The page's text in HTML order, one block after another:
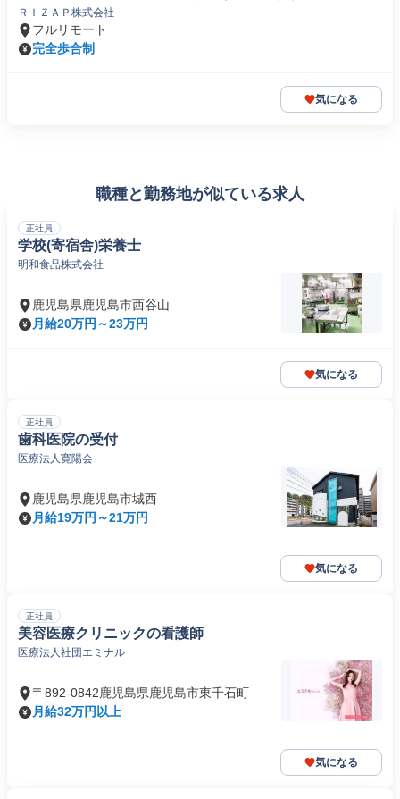
ＲＩＺＡＰ株式会社
フルリモート
完全歩合制
気になる
職種と勤務地が似ている求人
正社員
学校(寄宿舎)栄養士
明和食品株式会社
鹿児島県鹿児島市西谷山
月給20万円～23万円
気になる
正社員
歯科医院の受付
医療法人寛陽会
鹿児島県鹿児島市城西
月給19万円～21万円
気になる
正社員
美容医療クリニックの看護師
医療法人社団エミナル
〒892-0842鹿児島県鹿児島市東千石町
月給32万円以上
気になる